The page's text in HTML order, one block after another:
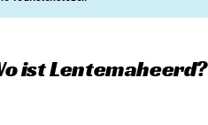
ist Lentemaheerd?